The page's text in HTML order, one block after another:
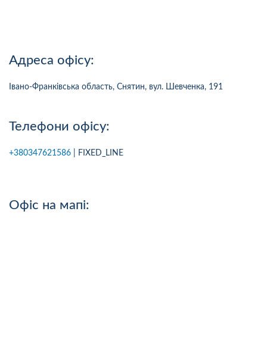
Адреса офісу:
Івано-Франківська область, Снятин, вул. Шевченка, 191
Телефони офісу:
+380347621586 | FIXED_LINE
Офіс на мапі: